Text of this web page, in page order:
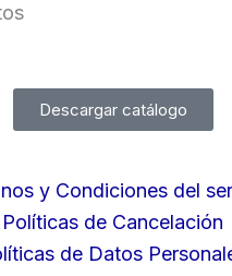
Descargar catálogo
y Condiciones del
Políticas de Cancelación
de Datos